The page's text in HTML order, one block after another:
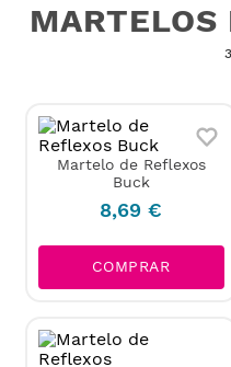
MARTELOS
Martelo de Reflexos
Buck
8,69 €
COMPRAR